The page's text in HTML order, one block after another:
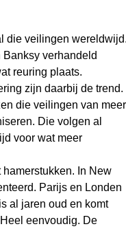
die veilingen
verhandeld
reuring plaats.
zijn daarbij de trend.
die veilingen van meer
Die volgen al
voor wat meer
hamerstukken. In New
Parijs en Londen
al jaren oud en komt
eenvoudig. De